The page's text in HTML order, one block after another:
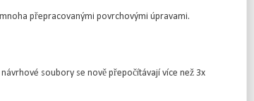
přepracovanými povrchovými úpravami.
soubory se nově přepočítávají více než 3x